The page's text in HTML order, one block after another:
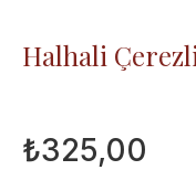
Halhali
₺325,00